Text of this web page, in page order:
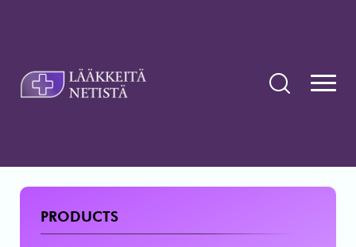
PRODUCTS